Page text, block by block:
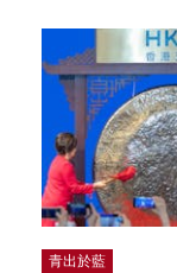
青出於藍